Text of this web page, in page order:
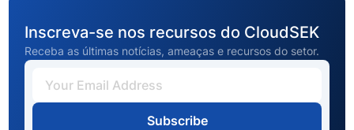
Inscreva-se nos recursos do CloudSEK
Receba as últimas notícias, ameaças e recursos do setor.
Subscribe